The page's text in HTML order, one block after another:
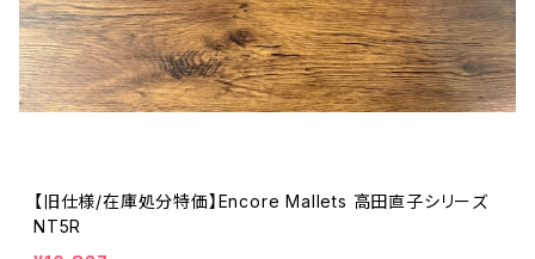
【旧仕様/在庫処分特価】Encore Mallets 高田直子シリーズ
NT5R